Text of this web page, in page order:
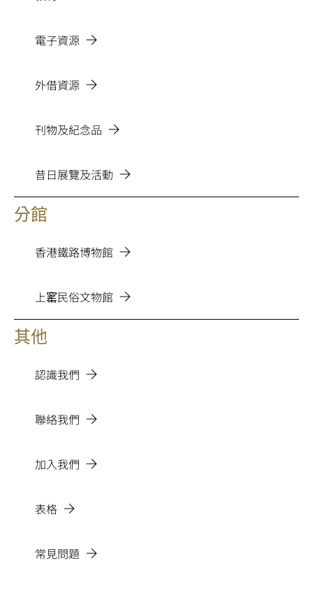
電子資源
外借資源
刊物及紀念品
昔日展覽及活動
分館
香港鐵路博物館
上窰民俗文物館
其他
認識我們
聯絡我們
加入我們
表格
常見問題